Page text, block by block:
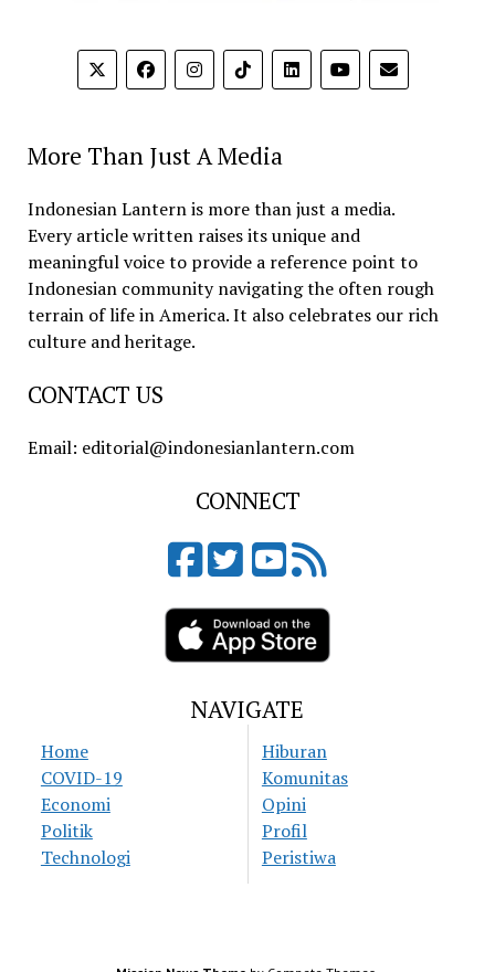
More Than Just A Media
Indonesian Lantern is more than just a media.
Every article written raises its unique and
meaningful voice to provide a reference point to
Indonesian community navigating the often rough
terrain of life in America. It also celebrates our rich
culture and heritage.
CONTACT US
Email: editorial@indonesianlantern.com
CONNECT
NAVIGATE
Home
COVID-19
Economi
Politik
Technologi
Hiburan
Komunitas
Opini
Profil
Peristiwa